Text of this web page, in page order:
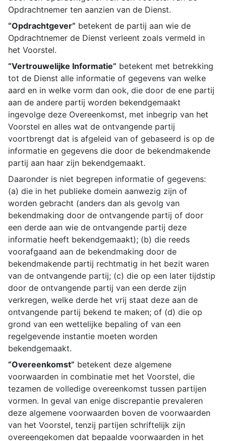
Opdrachtnemer ten aanzien van de Dienst.
“Opdrachtgever” betekent de partij aan wie de
Opdrachtnemer de Dienst verleent zoals vermeld in
het Voorstel.
“Vertrouwelijke Informatie” betekent met betrekking
tot de Dienst alle informatie of gegevens van welke
aard en in welke vorm dan ook, die door de ene partij
aan de andere partij worden bekendgemaakt
ingevolge deze Overeenkomst, met inbegrip van het
Voorstel en alles wat de ontvangende partij
voortbrengt dat is afgeleid van of gebaseerd is op de
informatie en gegevens die door de bekendmakende
partij aan haar zijn bekendgemaakt.
Daaronder is niet begrepen informatie of gegevens:
(a) die in het publieke domein aanwezig zijn of
worden gebracht (anders dan als gevolg van
bekendmaking door de ontvangende partij of door
een derde aan wie de ontvangende partij deze
informatie heeft bekendgemaakt); (b) die reeds
voorafgaand aan de bekendmaking door de
bekendmakende partij rechtmatig in het bezit waren
van de ontvangende partij; (c) die op een later tijdstip
door de ontvangende partij van een derde zijn
verkregen, welke derde het vrij staat deze aan de
ontvangende partij bekend te maken; of (d) die op
grond van een wettelijke bepaling of van een
regelgevende instantie moeten worden
bekendgemaakt.
“Overeenkomst” betekent deze algemene
voorwaarden in combinatie met het Voorstel, die
tezamen de volledige overeenkomst tussen partijen
vormen. In geval van enige discrepantie prevaleren
deze algemene voorwaarden boven de voorwaarden
van het Voorstel, tenzij partijen schriftelijk zijn
overeengekomen dat bepaalde voorwaarden in het